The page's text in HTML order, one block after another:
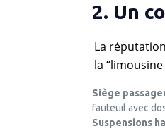
2. Un
La
la
Siège
fauteuil avec
Suspensions